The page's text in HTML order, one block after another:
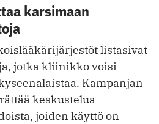
karsimaan
listasivat
jotka kliinikko voisi
Kampanjan
keskustelua
joiden käyttö on